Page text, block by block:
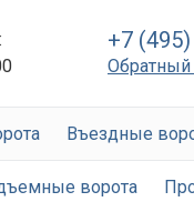
+7
Обратный
Въездные
ворота